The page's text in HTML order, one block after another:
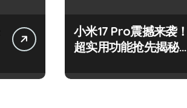
小米17 Pro震撼来袭！
超实用功能抢先揭秘，